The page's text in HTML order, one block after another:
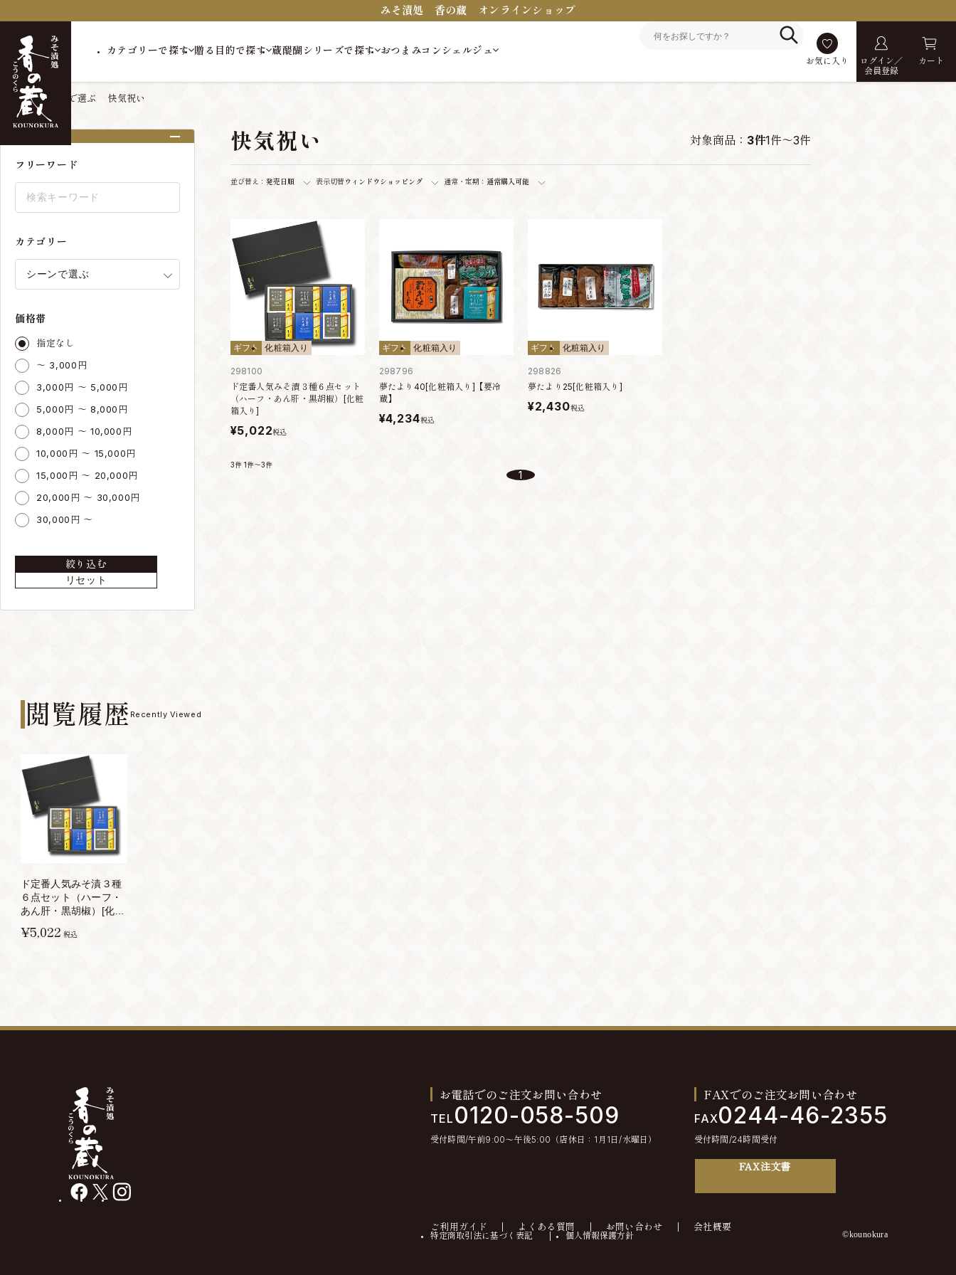
みそ漬処 香の蔵 オンラインショップ
カテゴリーで探す 贈る目的で探す 蔵醍醐シリーズで探す おつまみコンシェルジュ
お気に入り
ログイン／
会員登録
カート
トップ シーンで選ぶ 快気祝い
フリーワード
カテゴリー
価格帯
指定なし
～ 3,000円
3,000円 ～ 5,000円
5,000円 ～ 8,000円
8,000円 ～ 10,000円
10,000円 ～ 15,000円
15,000円 ～ 20,000円
20,000円 ～ 30,000円
30,000円 ～
絞り込む
リセット
快気祝い 対象商品： 3件1件～3件
並び替え： 発売日順 表示切替 ウィンドウショッピング 通常・定期： 通常購入可能
ギフト 化粧箱入り
298100
ド定番人気みそ漬３種６点セット
（ハーフ・あん肝・黒胡椒）[化粧
箱入り]
¥5,022税込
ギフト 化粧箱入り
298796
夢たより40[化粧箱入り]【要冷
蔵】
¥4,234税込
ギフト 化粧箱入り
298826
夢たより25[化粧箱入り]
¥2,430税込
3件 1件～3件
1
閲覧履歴 Recently Viewed
ド定番人気みそ漬３種
６点セット（ハーフ・
あん肝・黒胡椒）[化粧
¥5,022 税込
facebook
X instagram
お電話でのご注文お問い合わせ
TEL 0120-058-509
受付時間/午前9:00〜午後5:00（店休日：1月1日/水曜日）
FAXでのご注文お問い合わせ
FAX0244-46-2355
受付時間/24時間受付
FAX注文書
ご利用ガイド よくある質問 お問い合わせ 会社概要
特定商取引法に基づく表記 個人情報保護方針 ©kounokura